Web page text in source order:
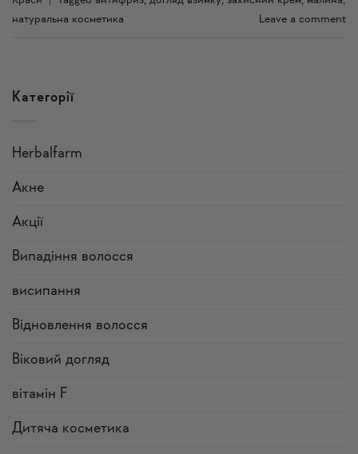
натуральна косметика
Leave a comment
Категорії
Herbalfarm
Акне
Акції
Випадіння волосся
висипання
Відновлення волосся
Віковий догляд
вітамін F
Дитяча косметика